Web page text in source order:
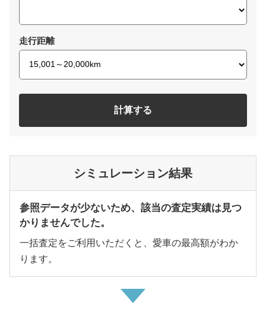
走行距離
計算する
シミュレーション結果
参照データが少ないため、該当の査定実績は見つ
かりませんでした。
一括査定をご利用いただくと、愛車の最高額がわか
ります。